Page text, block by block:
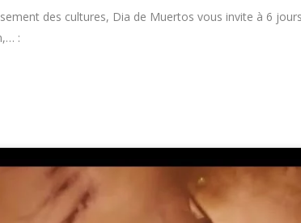
des cultures, Dia de Muertos vous invite à 6
: